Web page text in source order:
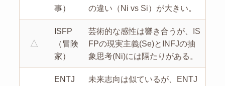
事）
の違い（Ni vs Si）が大きい。
△
ISFP
（冒険
家）
芸術的な感性は響き合うが、IS
FPの現実主義(Se)とINFJの抽
象思考(Ni)には隔たりがある。
ENTJ
未来志向は似ているが、ENTJ